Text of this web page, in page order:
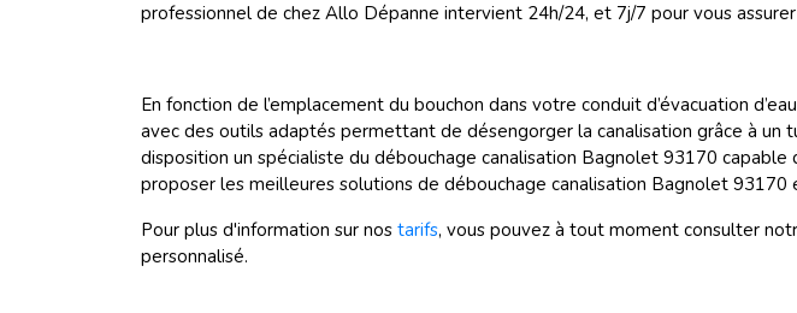
professionnel de chez Allo Dépanne intervient 24h/24, et 7j/7 pour vous
En fonction de l’emplacement du bouchon dans votre conduit d’évacuation
avec des outils adaptés permettant de désengorger la canalisation grâce à
disposition un spécialiste du débouchage canalisation Bagnolet 93170
proposer les meilleures solutions de débouchage canalisation Bagnolet
Pour plus d'information sur nos tarifs, vous pouvez à tout moment consulter
personnalisé.